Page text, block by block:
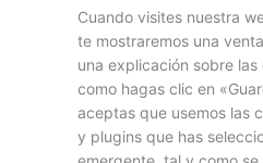
Cuando visites nuestra
te mostraremos una
una explicación sobre
como hagas clic en
aceptas que usemos las
y plugins que has